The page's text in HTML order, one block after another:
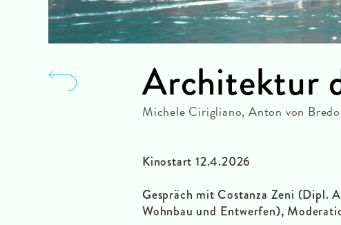
Architektur
Michele Cirigliano, Anton von
Kinostart 12.4.2026
Gespräch mit Costanza Zeni (Dipl.
Wohnbau und Entwerfen),